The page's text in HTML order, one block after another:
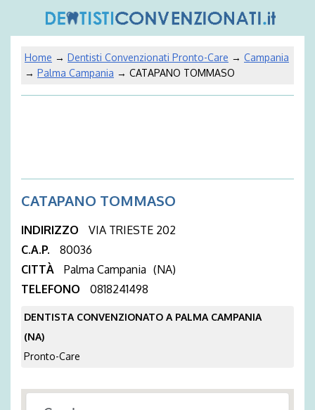
Home → Dentisti Convenzionati Pronto-Care → Campania
→ Palma Campania → CATAPANO TOMMASO
CATAPANO TOMMASO
INDIRIZZO
VIA TRIESTE 202
C.A.P.
80036
CITTÀ
Palma Campania (NA)
TELEFONO
0818241498
DENTISTA CONVENZIONATO A PALMA CAMPANIA
(NA)
Pronto-Care